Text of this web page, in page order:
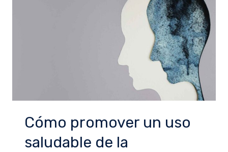
Cómo promover un uso
saludable de la